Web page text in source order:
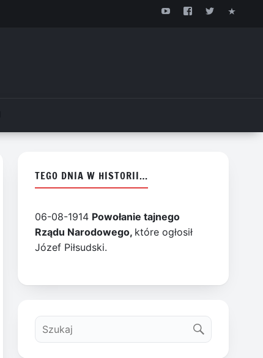
TEGO DNIA W HISTORII…
06-08-1914 Powołanie tajnego
Rządu Narodowego, które ogłosił
Józef Piłsudski.